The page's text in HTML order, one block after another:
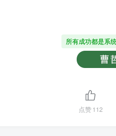
所有成功都是系
点赞112